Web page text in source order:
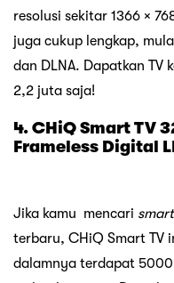
resolusi sekitar 1366 ×
juga cukup lengkap,
dan DLNA. Dapatkan TV
2,2 juta saja!
4. CHiQ Smart TV
Frameless Digital
Jika kamu mencari smart
terbaru, CHiQ Smart TV
dalamnya terdapat